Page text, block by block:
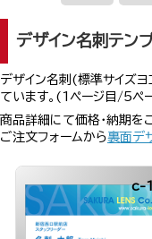
デザイン名刺テン
デザイン名刺(標準サイズ
ています。(1ページ目/5ペ
商品詳細にて価格・納期を
ご注文フォームから裏面デ
c-